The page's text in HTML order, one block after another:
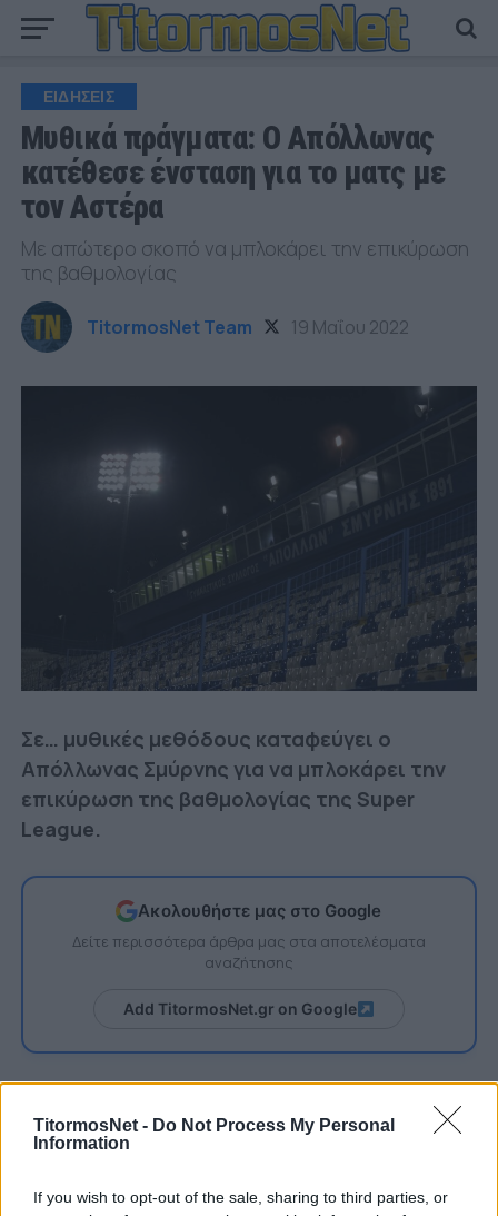
TitormosNet - Do Not Process My Personal
Information
If you wish to opt-out of the sale, sharing to third parties, or
ΕΙΔΗΣΕΙΣ
Μυθικά πράγματα: Ο Απόλλωνας
κατέθεσε ένσταση για το ματς με
τον Αστέρα
Με απώτερο σκοπό να μπλοκάρει την επικύρωση
της βαθμολογίας
TitormosNet Team 19 Μαΐου 2022
Σε… μυθικές μεθόδους καταφεύγει ο
Απόλλωνας Σμύρνης για να μπλοκάρει την
επικύρωση της βαθμολογίας της Super
League.
Ακολουθήστε μας στο Google
Δείτε περισσότερα άρθρα μας στα αποτελέσματα
αναζήτησης
Add TitormosNet.gr on Google
αντικανονική συμμετοχή του Χερόνιμο
Μπαράλες στον τελευταίο αγώνα των Play
Outs. Το κατά πόσο είναι βάσιμη ή όχι η